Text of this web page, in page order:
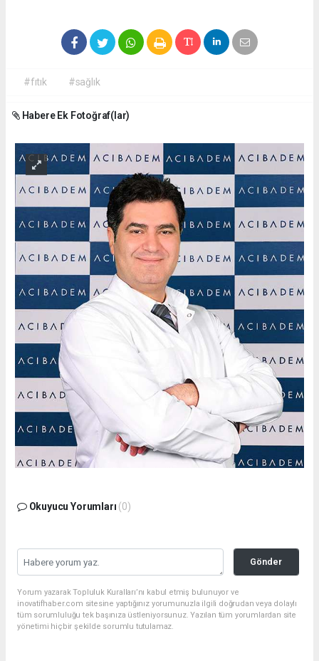
#fıtık #sağlık
Habere Ek Fotoğraf(lar)
Okuyucu Yorumları (0)
Gönder
Yorum yazarak Topluluk Kuralları’nı kabul etmiş bulunuyor ve
inovatifhaber.com sitesine yaptığınız yorumunuzla ilgili doğrudan veya dolaylı
tüm sorumluluğu tek başınıza üstleniyorsunuz. Yazılan tüm yorumlardan site
yönetimi hiçbir şekilde sorumlu tutulamaz.